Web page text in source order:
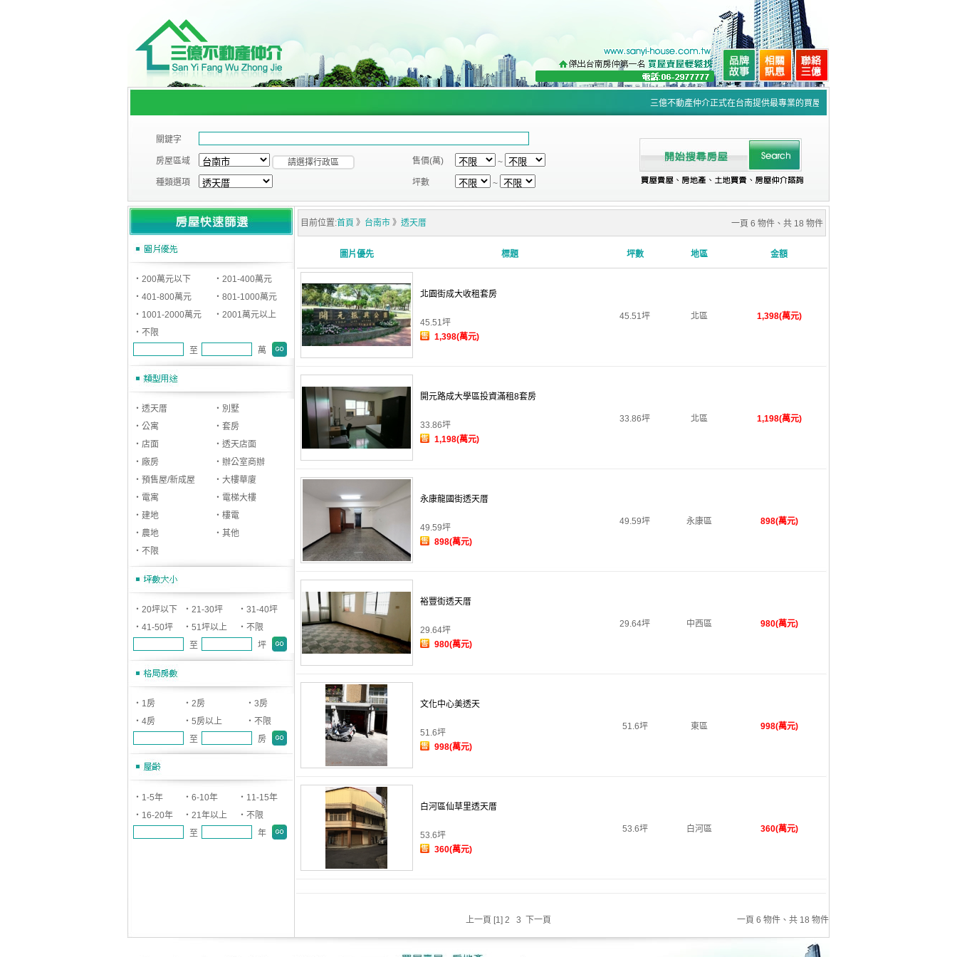
三億不動產仲介正式在台南提供最專業的買屋賣屋的仲介服務，如果您有此需求歡
關鍵字
房屋區域 請選擇行政區 售價(萬)
~
種類選項
坪數 ~
‧200萬元以下
‧201-400萬元
‧401-800萬元
‧801-1000萬元
‧1001-2000萬元
‧2001萬元以上
‧不限
至
萬
‧透天厝
‧別墅
‧公寓
‧套房
‧店面
‧透天店面
‧廠房
‧辦公室商辦
‧預售屋/新成屋
‧大樓華廈
‧電寓
‧電梯大樓
‧建地
‧樓電
‧農地
‧其他
‧不限
‧20坪以下 ‧21-30坪
‧31-40坪
‧41-50坪
‧51坪以上
‧不限
至
坪
‧1房 ‧2房
‧3房
‧4房
‧5房以上
‧不限
至
房
‧1-5年 ‧6-10年
‧11-15年
‧16-20年
‧21年以上
‧不限
至
年
目前位置:首頁 》 台南市 》 透天厝 一頁 6 物件、共 18 物件
圖片優先 標題 坪數 ​地區 金額
北園街成大收租套房
45.51坪
1,398(萬元)
45.51坪 北區 1,398(萬元)
開元路成大學區投資滿租8套房
33.86坪
1,198(萬元)
33.86坪 北區 1,198(萬元)
永康龍國街透天厝
49.59坪
898(萬元)
49.59坪 永康區 898(萬元)
裕豐街透天厝
29.64坪
980(萬元)
29.64坪 中西區 980(萬元)
文化中心美透天
51.6坪
998(萬元)
51.6坪 東區 998(萬元)
白河區仙草里透天厝
53.6坪
360(萬元)
53.6坪 白河區 360(萬元)
上一頁 [1] 2 3 下一頁 一頁 6 物件、共 18 物件